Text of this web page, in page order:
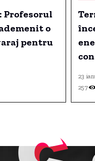
Profesorul
o
pentru
23
257